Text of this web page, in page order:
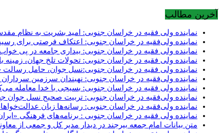
آخرین مطالب
نماینده ولی فقیه در خراسان جنوبی‌: امید بشریت به نظام
نماینده ولی‌فقیه در خراسان جنوبی: اعتکاف فرصتی برای
نماینده ولی فقیه در خراسان جنوبی: بیداری جامعه در پی خواب ۱۴۰۰ ساله/ لزوم تقویت جهاد تبیین در برابر مستکبران
نماینده ولی فقیه در خراسان جنوبی: تحولات تلخ جهان،
نماینده ولی فقیه در خراسان جنوبی:نسل جوان، حامل
نماینده ولی‌فقیه در خراسان جنوبی: نهبندان سرزمین
نماینده ولی فقیه در خراسان جنوبی: بسیجی با خدا معامله
نماینده ولی‌فقیه در خراسان جنوبی: تربیت صحیح نسل جوان
نماینده ولی‌فقیه در خراسان جنوبی: رسانه‌ها زبان
نماینده ولی فقیه در خراسان جنوبی : برنامه‌های فرهنگی
متن بیانات امام جمعه بیرجند در دیدار مدیر کل و جمعی از